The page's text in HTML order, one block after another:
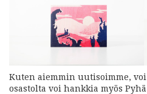
Kuten aiemmin uutisoimme,
osastolta voi hankkia myös